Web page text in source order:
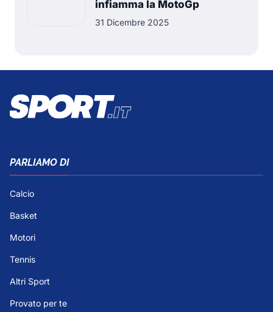
infiamma la MotoGp
31 Dicembre 2025
PARLIAMO DI
Calcio
Basket
Motori
Tennis
Altri Sport
Provato per te